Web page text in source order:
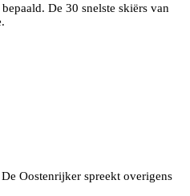
De 30 snelste skiërs van
Oostenrijker spreekt overigens